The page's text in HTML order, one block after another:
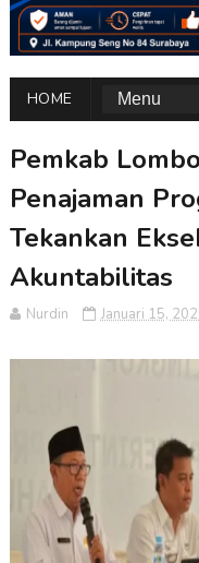
HOME
Pemkab
Penajaman
Tekankan
Akuntabilitas
Nurdin Januari 15,